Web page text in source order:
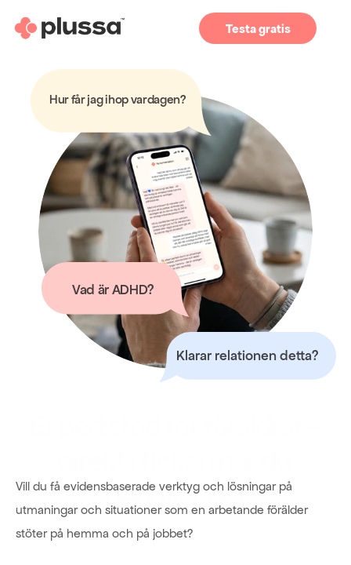
Testa gratis
behöver det
Vill du få evidensbaserade verktyg och lösningar på
utmaningar och situationer som en arbetande förälder
stöter på hemma och på jobbet?
Vad är ADHD?
Klarar relationen detta?
Hur får jag ihop vardagen?